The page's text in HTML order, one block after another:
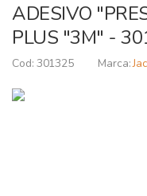
ADESIVO
PLUS "3M" -
301325